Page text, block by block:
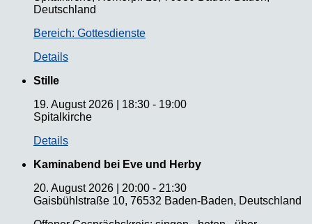
Deutschland
Bereich: Gottesdienste
Details
Stille
19. August 2026
18:30 - 19:00
Spitalkirche
Details
Kaminabend bei Eve und Herby
20. August 2026
20:00 - 21:30
Gaisbühlstraße 10, 76532 Baden-Baden, Deutschland